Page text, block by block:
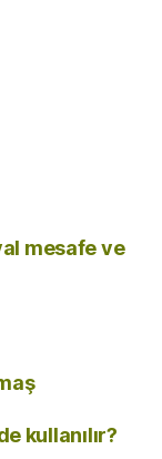
mesafe ve
kullanılır?